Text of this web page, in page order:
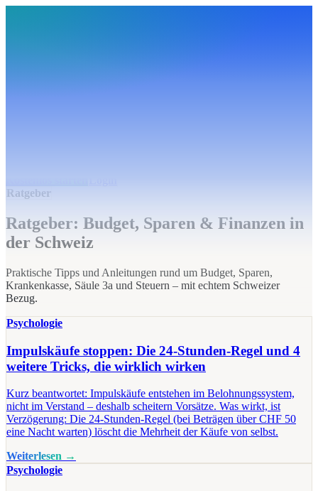
Ratgeber
Ratgeber: Budget, Sparen & Finanzen in
der Schweiz
Praktische Tipps und Anleitungen rund um Budget, Sparen,
Krankenkasse, Säule 3a und Steuern – mit echtem Schweizer
Bezug.
Psychologie
Impulskäufe stoppen: Die 24-Stunden-Regel und 4
weitere Tricks, die wirklich wirken
Kurz beantwortet: Impulskäufe entstehen im Belohnungssystem,
nicht im Verstand – deshalb scheitern Vorsätze. Was wirkt, ist
Verzögerung: Die 24-Stunden-Regel (bei Beträgen über CHF 50
eine Nacht warten) löscht die Mehrheit der Käufe von selbst.
Weiterlesen →
Psychologie